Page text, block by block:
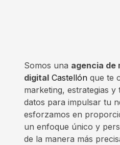
Somos una agencia de
digital Castellón que te
marketing, estrategias y
datos para impulsar tu
esforzamos en
un enfoque único y
de la manera más